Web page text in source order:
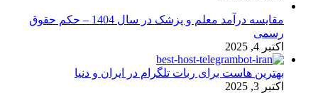
مقایسه درآمد معلم و پزشک در سال 1404 – حکم حقوق
رسمی
اکتبر 4, 2025
بهترین هاست برای ربات تلگرام در ایران و دنیا
اکتبر 3, 2025